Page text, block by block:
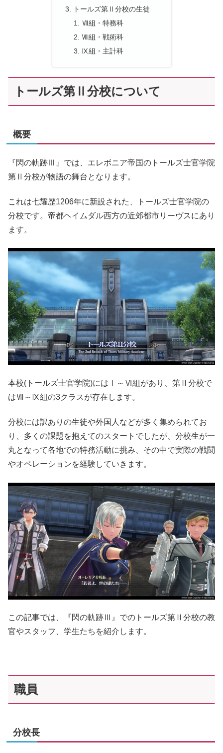
トールズ第Ⅱ分校の生徒
Ⅶ組・特務科
Ⅷ組・戦術科
Ⅸ組・主計科
トールズ第Ⅱ分校について
概要
『閃の軌跡Ⅲ』では、エレボニア帝国のトールズ士官学院
第Ⅱ分校が物語の舞台となります。
これは七耀歴1206年に新設された、トールズ士官学院の
分校です。帝都ヘイムダル西方の近郊都市リーヴスにあり
ます。
本校(トールズ士官学院)にはⅠ～Ⅵ組があり、第Ⅱ分校で
はⅦ～Ⅸ組の3クラスが存在します。
分校には訳ありの生徒や外国人などが多く集められてお
り、多くの課題を抱えてのスタートでしたが、分校生が一
丸となって各地での特務活動に挑み、その中で実際の戦闘
やオペレーションを経験していきます。
この記事では、『閃の軌跡Ⅲ』でのトールズ第Ⅱ分校の教
官やスタッフ、学生たちを紹介します。
職員
分校長